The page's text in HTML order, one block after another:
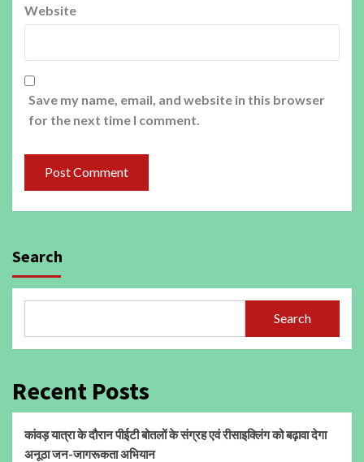
Website
Save my name, email, and website in this browser
for the next time I comment.
Search
Search
Recent Posts
कांवड़ यात्रा के दौरान पीईटी बोतलों के संग्रह एवं रीसाइक्लिंग को बढ़ावा देगा
अनूठा जन-जागरूकता अभियान